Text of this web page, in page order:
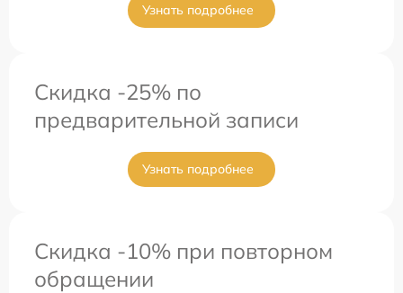
Узнать подробнее
Скидка -25% по
предварительной записи
Узнать подробнее
Скидка -10% при повторном
обращении